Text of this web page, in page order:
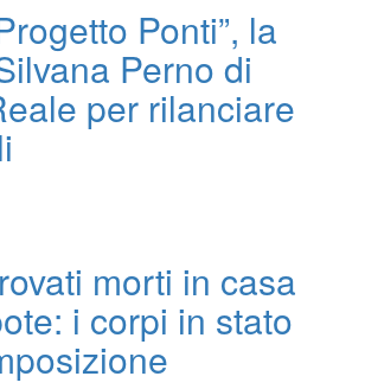
Ponti”, la
Perno di
per rilanciare
morti in casa
i corpi in stato